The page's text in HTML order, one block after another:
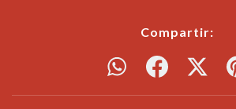
Compartir: